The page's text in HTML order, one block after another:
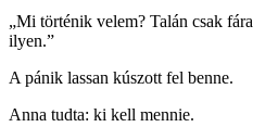
„Mi történik velem? Talán csak
ilyen.”
A pánik lassan kúszott fel benne.
Anna tudta: ki kell mennie.